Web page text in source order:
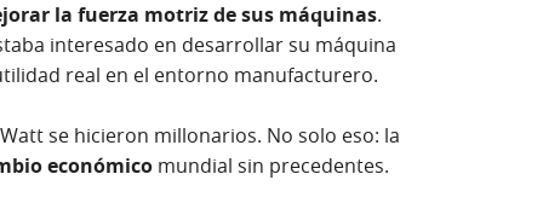
la fuerza motriz de sus máquinas.
interesado en desarrollar su máquina
real en el entorno manufacturero.
se hicieron millonarios. No solo eso: la
económicomundial sin precedentes.